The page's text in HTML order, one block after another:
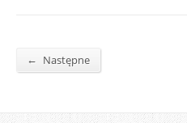
← Następne